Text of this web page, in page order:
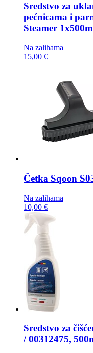
Sredstvo za
pećnicama i
Steamer
Na zalihama
15,00 €
Četka Sqoon
Na zalihama
10,00 €
Sredstvo za
/ 00312475,